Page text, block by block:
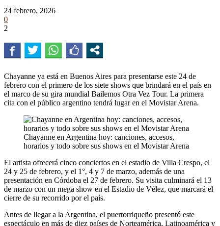
24 febrero, 2026
0
2
Chayanne ya está en Buenos Aires para presentarse este 24 de
febrero con el primero de los siete shows que brindará en el país en
el marco de su gira mundial Bailemos Otra Vez Tour. La primera
cita con el público argentino tendrá lugar en el Movistar Arena.
Chayanne en Argentina hoy: canciones, accesos,
horarios y todo sobre sus shows en el Movistar Arena
El artista ofrecerá cinco conciertos en el estadio de Villa Crespo, el
24 y 25 de febrero, y el 1°, 4 y 7 de marzo, además de una
presentación en Córdoba el 27 de febrero. Su visita culminará el 13
de marzo con un mega show en el Estadio de Vélez, que marcará el
cierre de su recorrido por el país.
Antes de llegar a la Argentina, el puertorriqueño presentó este
espectáculo en más de diez países de Norteamérica, Latinoamérica y